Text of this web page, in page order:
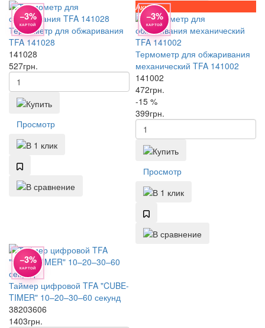
−3%
КАРТОЙ
Термометр для обжаривания
TFA 141028
141028
527грн.
Просмотр
Акция
−3%
КАРТОЙ
Термометр для обжаривания
механический TFA 141002
141002
472грн.
-15 %
399грн.
Просмотр
−3%
КАРТОЙ
Таймер цифровой TFA "CUBE-
TIMER" 10–20–30–60 секунд
38203606
1403грн.